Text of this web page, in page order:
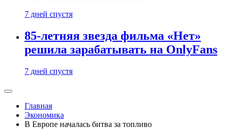
7 дней спустя
85-летняя звезда фильма «Нет»
решила зарабатывать на OnlyFans
7 дней спустя
Главная
Экономика
В Европе началась битва за топливо